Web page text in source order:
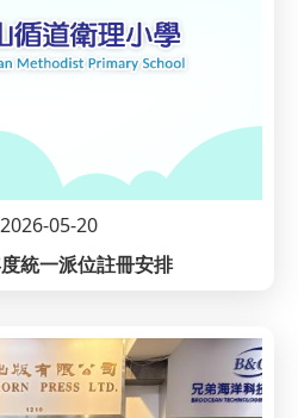
2026-05-20
統一派位註冊安排